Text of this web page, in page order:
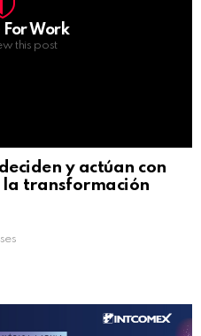
For Work
this post
y actúan con
la transformación